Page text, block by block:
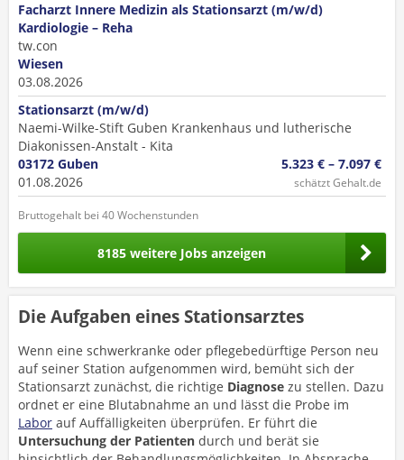
Facharzt Innere Medizin als Stationsarzt (m/w/d)
Kardiologie – Reha
tw.con
Wiesen
03.08.2026
Stationsarzt (m/w/d)
Naemi-Wilke-Stift Guben Krankenhaus und lutherische
Diakonissen-Anstalt - Kita
03172 Guben
01.08.2026
5.323 € – 7.097 €
schätzt Gehalt.de
Bruttogehalt bei 40 Wochenstunden
8185 weitere Jobs anzeigen
Die Aufgaben eines Stationsarztes
Wenn eine schwerkranke oder pflegebedürftige Person neu
auf seiner Station aufgenommen wird, bemüht sich der
Stationsarzt zunächst, die richtige Diagnose zu stellen. Dazu
ordnet er eine Blutabnahme an und lässt die Probe im
Labor auf Auffälligkeiten überprüfen. Er führt die
Untersuchung der Patienten durch und berät sie